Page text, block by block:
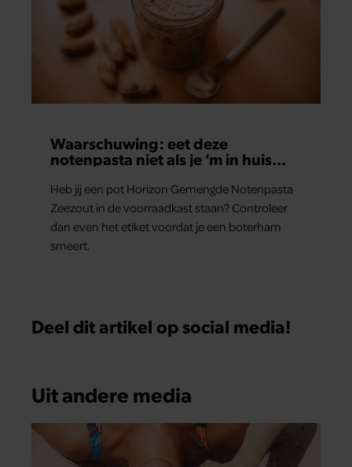
Waarschuwing: eet deze
notenpasta niet als je ‘m in huis
Heb jij een pot Horizon Gemengde Notenpasta
Zeezout in de voorraadkast staan? Controleer
dan even het etiket voordat je een boterham
smeert.
Deel dit artikel op social media!
Uit andere media